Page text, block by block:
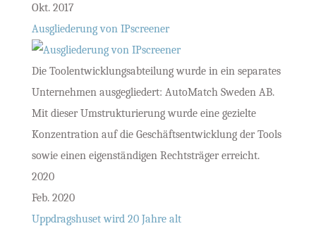
Okt. 2017
Ausgliederung von IPscreener
Die Toolentwicklungsabteilung wurde in ein separates
Unternehmen ausgegliedert: AutoMatch Sweden AB.
Mit dieser Umstrukturierung wurde eine gezielte
Konzentration auf die Geschäftsentwicklung der Tools
sowie einen eigenständigen Rechtsträger erreicht.
2020
Feb. 2020
Uppdragshuset wird 20 Jahre alt